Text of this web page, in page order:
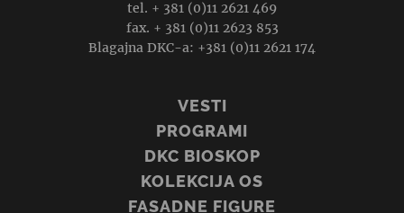
tel. + 381 (0)11 2621 469
fax. + 381 (0)11 2623 853
Blagajna DKC-a: +381 (0)11 2621 174
VESTI
PROGRAMI
DKC BIOSKOP
KOLEKCIJA OS
FASADNE FIGURE